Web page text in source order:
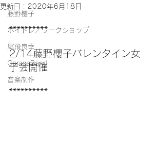
藤野櫻子
ボイトレ／ワークショップ
尾飛良幸
GarageBand
音楽制作
更新日： 2020年6月18日
**********
2/14藤野櫻子バレンタイン女
子会開催
**********